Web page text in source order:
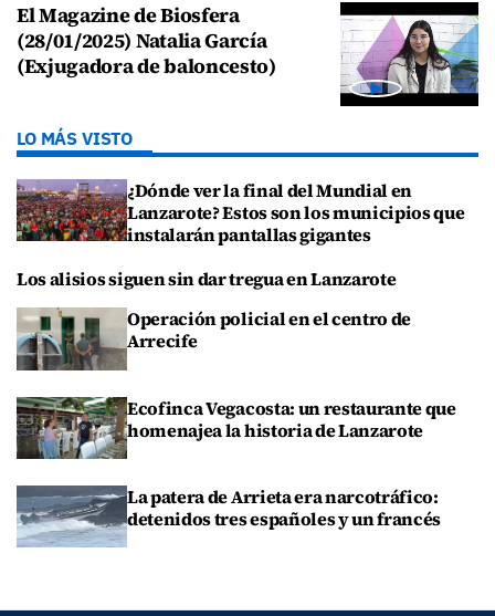
El Magazine de Biosfera
(28/01/2025) Natalia García
(Exjugadora de baloncesto)
LO MÁS VISTO
¿Dónde ver la final del Mundial en
Lanzarote? Estos son los municipios que
instalarán pantallas gigantes
Los alisios siguen sin dar tregua en Lanzarote
Operación policial en el centro de
Arrecife
Ecofinca Vegacosta: un restaurante que
homenajea la historia de Lanzarote
La patera de Arrieta era narcotráfico:
detenidos tres españoles y un francés